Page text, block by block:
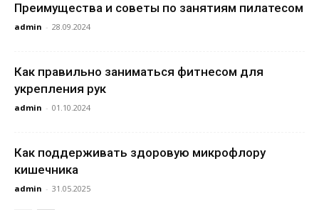
Преимущества и советы по занятиям пилатесом
admin - 28.09.2024
Как правильно заниматься фитнесом для
укрепления рук
admin - 01.10.2024
Как поддерживать здоровую микрофлору
кишечника
admin - 31.05.2025